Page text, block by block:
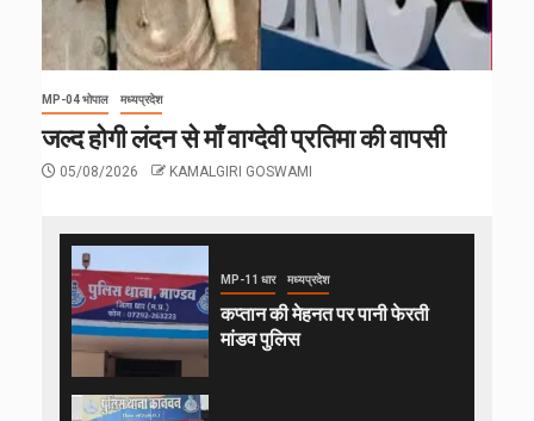
MP-04 भोपाल मध्यप्रदेश
जल्द होगी लंदन से माँ वाग्देवी प्रतिमा की वापसी
05/08/2026 KAMALGIRI GOSWAMI
MP-11 धार मध्यप्रदेश
कप्तान की मेहनत पर पानी फेरती
मांडव पुलिस